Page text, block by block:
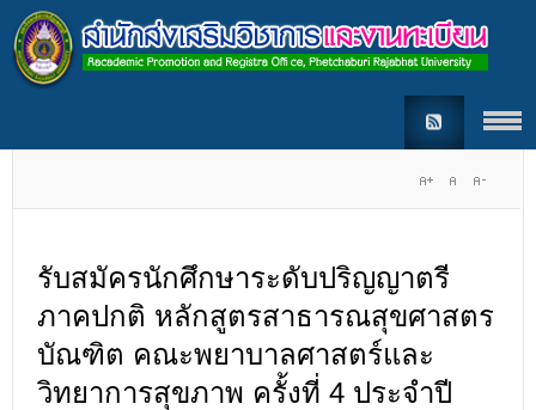
รับสมัครนักศึกษาระดับปริญญาตรี
ภาคปกติ หลักสูตรสาธารณสุขศาสตร
บัณฑิต คณะพยาบาลศาสตร์และ
วิทยาการสุขภาพ ครั้งที่ 4 ประจำปี